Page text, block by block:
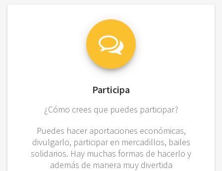
Participa
¿Cómo crees que puedes participar?
Puedes hacer aportaciones económicas,
divulgarlo, participar en mercadillos, bailes
solidarios. Hay muchas formas de hacerlo y
además de manera muy divertida